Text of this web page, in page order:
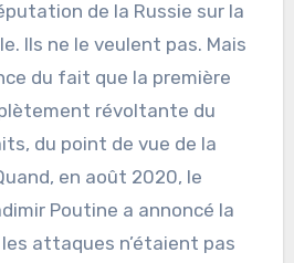
de la Russie sur la
Ils ne le veulent pas. Mais
du fait que la première
révoltante du
du point de vue de la
en août 2020, le
Poutine a annoncé la
attaques n’étaient pas